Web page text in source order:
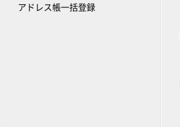
アドレス帳一括登録